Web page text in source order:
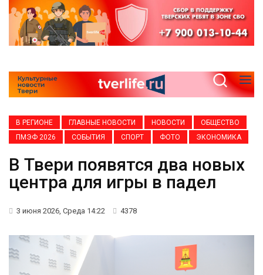
В РЕГИОНЕ ГЛАВНЫЕ НОВОСТИ НОВОСТИ
ОБЩЕСТВО
ПМЭФ 2026
СОБЫТИЯ СПОРТ ФОТО ЭКОНОМИКА
В Твери появятся два новых
центра для игры в падел
3 июня 2026, Среда 14:22 4378